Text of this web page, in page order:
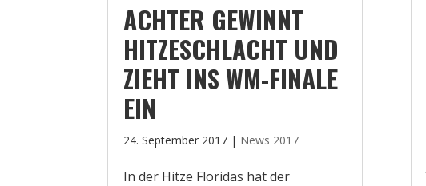
ACHTER GEWINNT
HITZESCHLACHT UND
ZIEHT INS WM-FINALE
EIN
24. September 2017 | News 2017
In der Hitze Floridas hat der